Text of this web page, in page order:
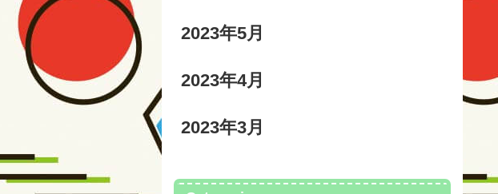
2023年5月
2023年4月
2023年3月